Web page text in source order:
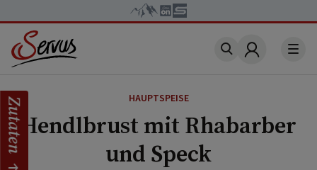
Account
HAUPTSPEISE
Hendlbrust mit Rhabarber
und Speck
Zutaten